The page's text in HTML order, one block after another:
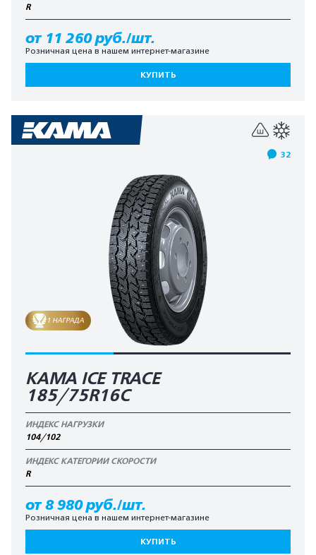
R
от 11 260 руб./шт.
Розничная цена в нашем интернет-магазине
КУПИТЬ
32
1 НАГРАДА
КАМА ICE TRACE
185/75R16C
ИНДЕКС НАГРУЗКИ
104/102
ИНДЕКС КАТЕГОРИИ СКОРОСТИ
R
от 8 980 руб./шт.
Розничная цена в нашем интернет-магазине
КУПИТЬ